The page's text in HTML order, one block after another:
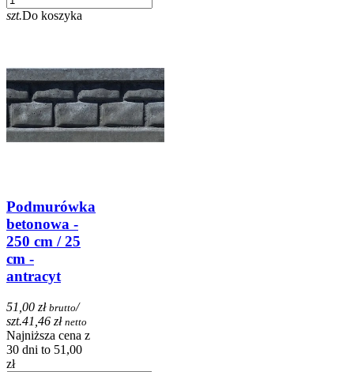
szt.Do koszyka
Podmurówka
betonowa -
250 cm / 25
cm -
antracyt
51,00 zł brutto/
szt.41,46 zł netto
Najniższa cena z
30 dni to 51,00
zł